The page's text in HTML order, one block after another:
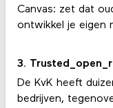
Canvas: zet dat
ontwikkel je eigen
3.
De KvK heeft
bedrijven,